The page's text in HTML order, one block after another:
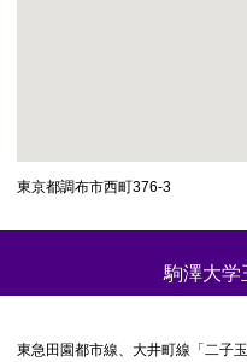
東京都調布市西町376-3
駒澤大学
東急田園都市線、大井町線「二子